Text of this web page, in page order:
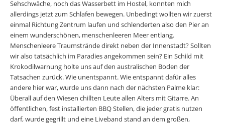
Sehschwäche, noch das Wasserbett im Hostel, konnten mich
allerdings jetzt zum Schlafen bewegen. Unbedingt wollten wir zuerst
einmal Richtung Zentrum laufen und schlenderten also den Pier an
einem wunderschönen, menschenleeren Meer entlang.
Menschenleere Traumstrände direkt neben der Innenstadt? Sollten
wir also tatsächlich im Paradies angekommen sein? Ein Schild mit
Krokodilwarnung holte uns auf den australischen Boden der
Tatsachen zurück. Wie unentspannt. Wie entspannt dafür alles
andere hier war, wurde uns dann nach der nächsten Palme klar:
Überall auf den Wiesen chillten Leute allen Alters mit Gitarre. An
öffentlichen, fest installierten BBQ Stellen, die jeder gratis nutzen
darf, wurde gegrillt und eine Liveband stand an dem großen,